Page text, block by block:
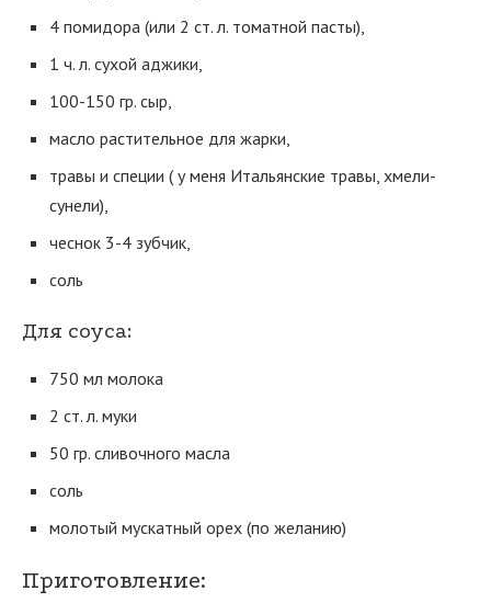
4 помидора (или 2 ст. л. томатной пасты),
1 ч. л. сухой аджики,
100-150 гр. сыр,
масло растительное для жарки,
травы и специи ( у меня Итальянские травы, хмели-
сунели),
чеснок 3-4 зубчик,
соль
Для соуса:
750 мл молока
2 ст. л. муки
50 гр. сливочного масла
соль
молотый мускатный орех (по желанию)
Приготовление: